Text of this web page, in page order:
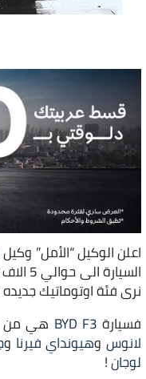
اعلن الوكيل “الأمل” وكيل
نرى فئة اوتوماتيك جديده
فسيارة BYD F3 هي من
لانوس وهيونداي فيرنا و
لوجان!